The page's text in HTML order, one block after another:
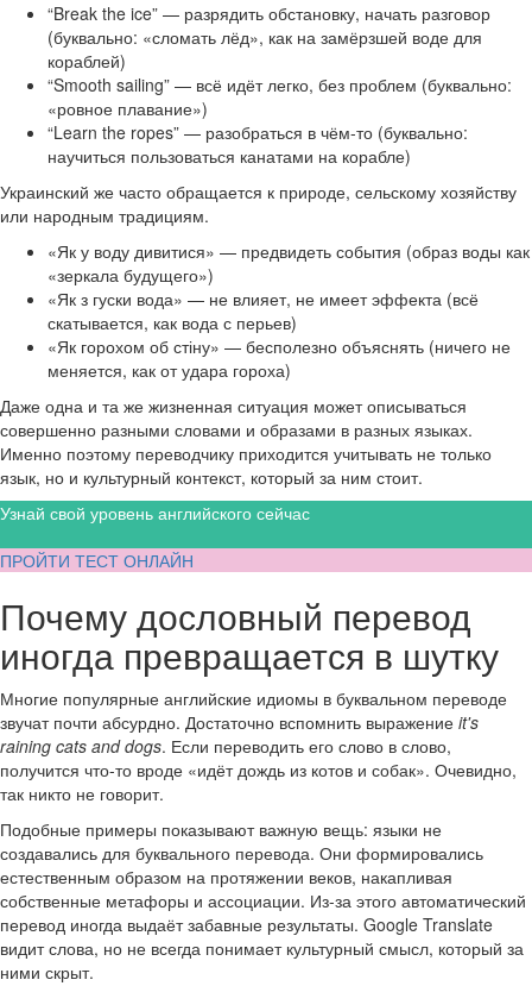
“Break the ice” — разрядить обстановку, начать разговор
(буквально: «сломать лёд», как на замёрзшей воде для
кораблей)
“Smooth sailing” — всё идёт легко, без проблем (буквально:
«ровное плавание»)
“Learn the ropes” — разобраться в чём-то (буквально:
научиться пользоваться канатами на корабле)
Украинский же часто обращается к природе, сельскому хозяйству
или народным традициям.
«Як у воду дивитися» — предвидеть события (образ воды как
«зеркала будущего»)
«Як з гуски вода» — не влияет, не имеет эффекта (всё
скатывается, как вода с перьев)
«Як горохом об стіну» — бесполезно объяснять (ничего не
меняется, как от удара гороха)
Даже одна и та же жизненная ситуация может описываться
совершенно разными словами и образами в разных языках.
Именно поэтому переводчику приходится учитывать не только
язык, но и культурный контекст, который за ним стоит.
Узнай свой уровень английского сейчас
ПРОЙТИ ТЕСТ ОНЛАЙН
Почему дословный перевод
иногда превращается в шутку
Многие популярные английские идиомы в буквальном переводе
звучат почти абсурдно. Достаточно вспомнить выражение it's
raining cats and dogs. Если переводить его слово в слово,
получится что-то вроде «идёт дождь из котов и собак». Очевидно,
так никто не говорит.
Подобные примеры показывают важную вещь: языки не
создавались для буквального перевода. Они формировались
естественным образом на протяжении веков, накапливая
собственные метафоры и ассоциации. Из-за этого автоматический
перевод иногда выдаёт забавные результаты. Google Translate
видит слова, но не всегда понимает культурный смысл, который за
ними скрыт.